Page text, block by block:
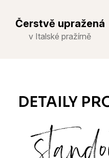
Čerstvě upražená
v Italské pražírně